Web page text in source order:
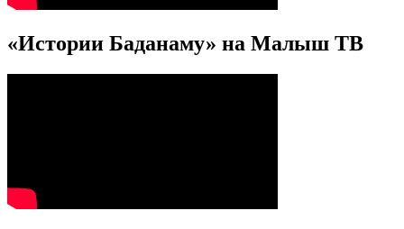
«Истории Баданаму» на Малыш ТВ